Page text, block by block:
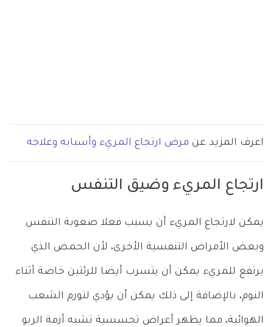
اعرف المزيد عن مرض ارتجاع المريء وأسبابه وعلاجه
ارتجاع المريء وضيق التنفس
يمكن لارتجاع المريء أن يسبب فعلا صعوبة التنفس
وبعض الأمراض التنفسية الأخرى، لأن الحمض الذي
يرتفع للمريء يمكن أن يتسرب أيضا للرئتين خاصة أثناء
النوم، بالإضافة إلى ذلك يمكن أن يؤدي لتورم الشعب
الهوائية، مما يظهر أعراض تحسسية تشبه أزمة الربو